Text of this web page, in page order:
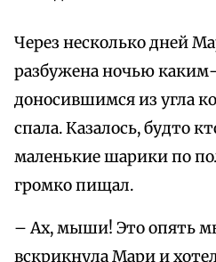
Через несколько дней
разбужена ночью
доносившимся из угла
спала. Казалось, будто
маленькие шарики по
громко пищал.
– Ах, мыши! Это опять
вскрикнула Мари и